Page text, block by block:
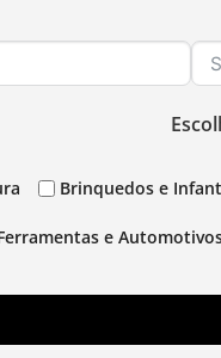
Brinquedos e
e